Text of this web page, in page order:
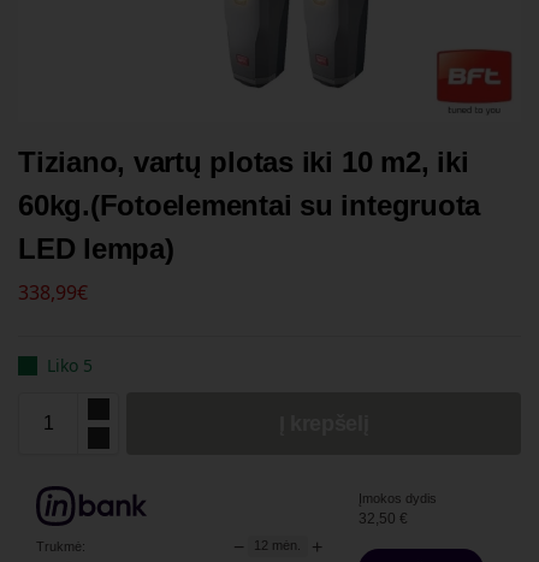
Tiziano, vartų plotas iki 10 m2, iki
60kg.(Fotoelementai su integruota
LED lempa)
338,99€
Liko 5
Trukmė: − 12 mėn. +
Įmokos dydis
32,50 €